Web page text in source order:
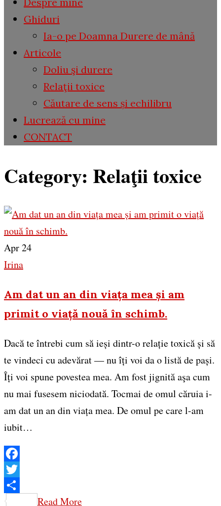
Ghiduri
Ia-o pe Doamna Durere de mână
Articole
Doliu şi durere
Relaţii toxice
Căutare de sens și echilibru
Lucrează cu mine
CONTACT
Category: Relaţii toxice
Apr 24
Irina
Am dat un an din viața mea și am
primit o viață nouă în schimb.
Dacă te întrebi cum să ieși dintr-o relație toxică și să
te vindeci cu adevărat — nu îți voi da o listă de pași.
Îți voi spune povestea mea. Am fost jignită aşa cum
nu mai fusesem niciodată. Tocmai de omul căruia i-
am dat un an din viața mea. De omul pe care l-am
iubit…
Facebook
Twitter
Share
Read More